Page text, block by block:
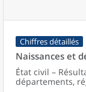
Chiffres détaillés
Naissances et
État civil –
départements,